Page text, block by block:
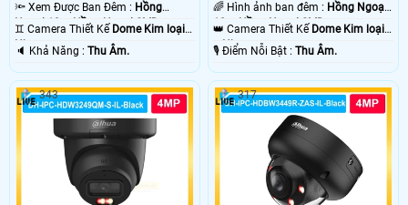
🔦 Xem Được Ban Đêm : Hồng
Ngoại 10m Hồng Ngoại SMD.
♊ Camera Thiết Kế Dome Kim loại +
Nhựa.
️🔈 Khả Năng : Thu Âm.
🌈 Hình ảnh ban đêm : Hồng Ngoại
10m Hồng Ngoại SMD.
👑 Camera Thiết Kế Dome Kim loại
+ Nhựa.
️🎙 Điểm Nỗi Bật :Thu Âm.
343 317